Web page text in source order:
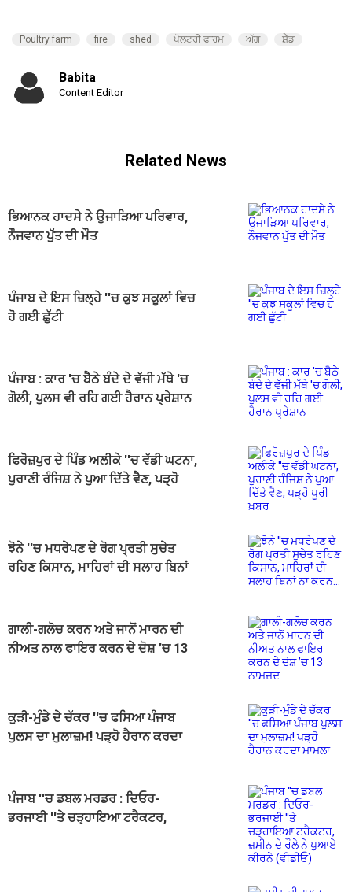
Poultry farm fire shed ਪੋਲਟਰੀ ਫਾਰਮ ਅੱਗ ਸ਼ੈੱਡ
Babita
Content Editor
Related News
ਭਿਆਨਕ ਹਾਦਸੇ ਨੇ ਉਜਾੜਿਆ ਪਰਿਵਾਰ,
ਨੌਜਵਾਨ ਪੁੱਤ ਦੀ ਮੌਤ
ਪੰਜਾਬ ਦੇ ਇਸ ਜ਼ਿਲ੍ਹੇ ''ਚ ਕੁਝ ਸਕੂਲਾਂ ਵਿਚ
ਹੋ ਗਈ ਛੁੱਟੀ
ਪੰਜਾਬ : ਕਾਰ 'ਚ ਬੈਠੇ ਬੰਦੇ ਦੇ ਵੱਜੀ ਮੱਥੇ 'ਚ
ਗੋਲੀ, ਪੁਲਸ ਵੀ ਰਹਿ ਗਈ ਹੈਰਾਨ ਪ੍ਰੇਸ਼ਾਨ
ਫਿਰੋਜ਼ਪੁਰ ਦੇ ਪਿੰਡ ਅਲੀਕੇ ''ਚ ਵੱਡੀ ਘਟਨਾ,
ਪੁਰਾਣੀ ਰੰਜਿਸ਼ ਨੇ ਪੁਆ ਦਿੱਤੇ ਵੈਣ, ਪੜ੍ਹੋ
ਝੋਨੇ ''ਚ ਮਧਰੇਪਣ ਦੇ ਰੋਗ ਪ੍ਰਤੀ ਸੁਚੇਤ
ਰਹਿਣ ਕਿਸਾਨ, ਮਾਹਿਰਾਂ ਦੀ ਸਲਾਹ ਬਿਨਾਂ
ਗਾਲੀ-ਗਲੋਚ ਕਰਨ ਅਤੇ ਜਾਨੋਂ ਮਾਰਨ ਦੀ
ਨੀਅਤ ਨਾਲ ਫਾਇਰ ਕਰਨ ਦੇ ਦੋਸ਼ ’ਚ 13
ਕੁੜੀ-ਮੁੰਡੇ ਦੇ ਚੱਕਰ ''ਚ ਫਸਿਆ ਪੰਜਾਬ
ਪੁਲਸ ਦਾ ਮੁਲਾਜ਼ਮ! ਪੜ੍ਹੋ ਹੈਰਾਨ ਕਰਦਾ
ਪੰਜਾਬ ''ਚ ਡਬਲ ਮਰਡਰ : ਦਿਓਰ-
ਭਰਜਾਈ ''ਤੇ ਚੜ੍ਹਾਇਆ ਟਰੈਕਟਰ,